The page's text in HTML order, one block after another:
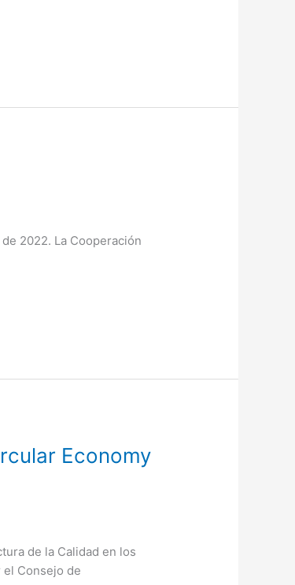
2022. La Cooperación
Economy
de la Calidad en los
el Consejo de